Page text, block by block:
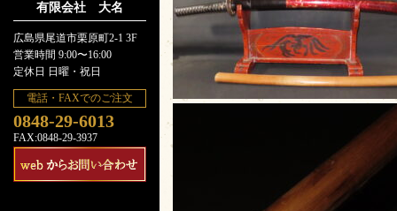
有限会社 大名
広島県尾道市栗原町2-1 3F
営業時間 9:00〜16:00
定休日 日曜・祝日
電話・FAXでのご注文
0848-29-6013
FAX:0848-29-3937